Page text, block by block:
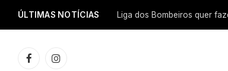
ÚLTIMAS NOTÍCIAS
FacebookInstagram